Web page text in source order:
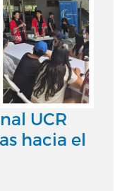
UCR
hacia el